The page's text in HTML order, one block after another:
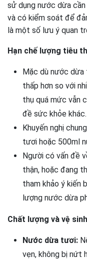
sử dụng nước dừa
và có kiểm soát để
là một số lưu ý quan
Hạn chế lượng tiêu
Mặc dù nước dừa
thấp hơn so với
thụ quá mức vẫn
đề sức khỏe khác.
Khuyến nghị
tươi hoặc 500ml
Người có vấn đề
thận, hoặc đang
tham khảo ý kiến
lượng nước dừa
Chất lượng và vệ
Nước dừa tươi:
vẹn, không bị nứt